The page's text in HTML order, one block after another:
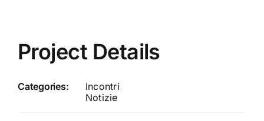
Project Details
Categories:
Incontri
Notizie